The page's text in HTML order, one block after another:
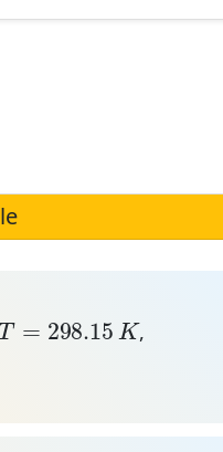
= 298.15
T= 298.15 K,